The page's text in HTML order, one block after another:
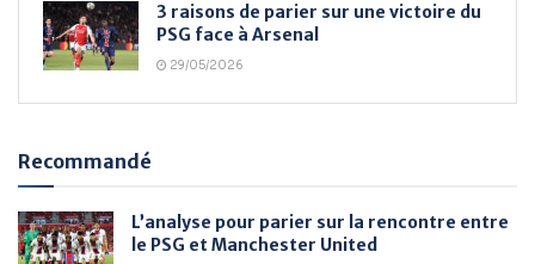
3 raisons de parier sur une victoire du
PSG face à Arsenal
29/05/2026
Recommandé
L’analyse pour parier sur la rencontre entre
le PSG et Manchester United